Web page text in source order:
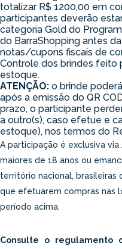
totalizar R$ 1200,00 em
participantes deverão
categoria Gold do
do BarraShopping antes
notas/cupons fiscais de
Controle dos brindes feito
estoque.
ATENÇÃO: o brinde
após a emissão do QR
prazo, o participante
a outro(s), caso efetue e
estoque), nos termos do
A participação é exclusiva via
maiores de 18 anos ou
território nacional, brasileiras
que efetuarem compras nas
período acima.
Consulte o regulamento